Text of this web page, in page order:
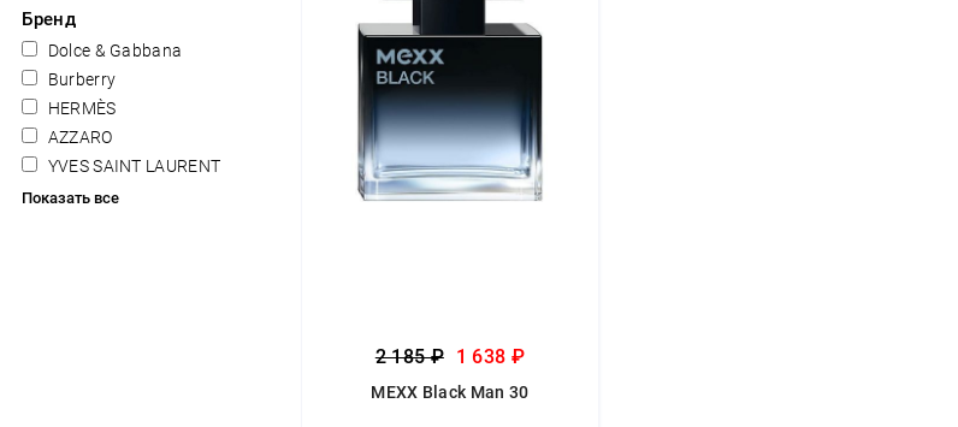
Бренд
Dolce & Gabbana
Burberry
HERMÈS
AZZARO
YVES SAINT LAURENT
Показать все
2 185 ₽ 1 638 ₽
MEXX Black Man 30